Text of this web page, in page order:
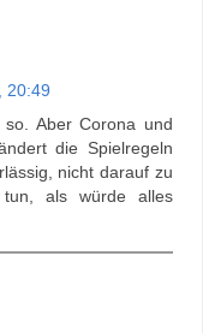
20:49
Aber Corona und
die Spielregeln
nicht darauf zu
als würde alles